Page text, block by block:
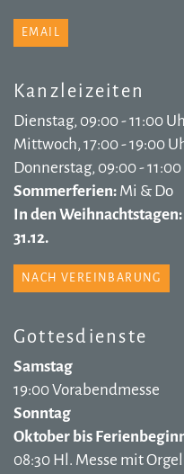
EMAIL
Kanzleizeiten
Dienstag, 09:00 - 11:00
Mittwoch, 17:00 - 19:00
Donnerstag, 09:00 -
Sommerferien: Mi & Do
In den Weihnachtstagen:
31.12.
NACH VEREINBARUNG
Gottesdienste
Samstag
19:00 Vorabendmesse
Sonntag
Oktober bis
08:30 Hl. Messe mit Orgel